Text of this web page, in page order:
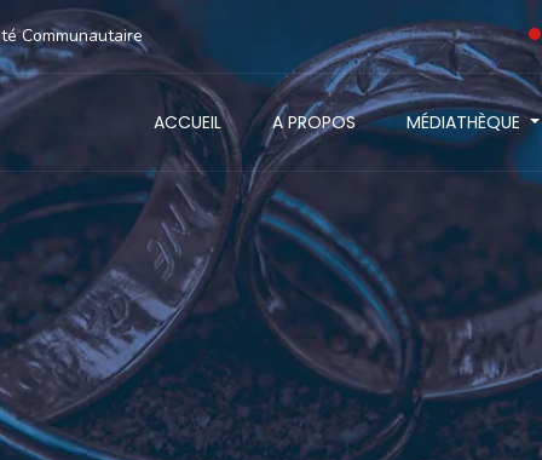
Communautaire
ACCUEIL A PROPOS MÉDIATHÈQUE